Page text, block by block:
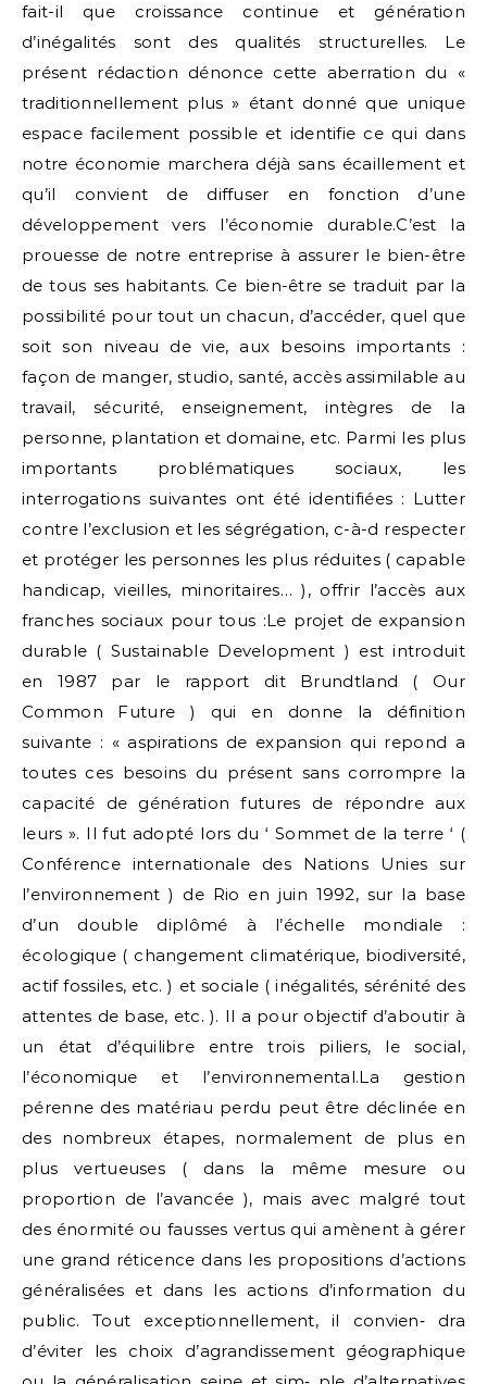
fait-il que croissance continue et génération
d’inégalités sont des qualités structurelles. Le
présent rédaction dénonce cette aberration du «
traditionnellement plus » étant donné que unique
espace facilement possible et identifie ce qui dans
notre économie marchera déjà sans écaillement et
qu’il convient de diffuser en fonction d’une
développement vers l’économie durable.C’est la
prouesse de notre entreprise à assurer le bien-être
de tous ses habitants. Ce bien-être se traduit par la
possibilité pour tout un chacun, d’accéder, quel que
soit son niveau de vie, aux besoins importants :
façon de manger, studio, santé, accès assimilable au
travail, sécurité, enseignement, intègres de la
personne, plantation et domaine, etc. Parmi les plus
importants problématiques sociaux, les
interrogations suivantes ont été identifiées : Lutter
contre l’exclusion et les ségrégation, c-à-d respecter
et protéger les personnes les plus réduites ( capable
handicap, vieilles, minoritaires… ), offrir l’accès aux
franches sociaux pour tous :Le projet de expansion
durable ( Sustainable Development ) est introduit
en 1987 par le rapport dit Brundtland ( Our
Common Future ) qui en donne la définition
suivante : « aspirations de expansion qui repond a
toutes ces besoins du présent sans corrompre la
capacité de génération futures de répondre aux
leurs ». Il fut adopté lors du ‘ Sommet de la terre ‘ (
Conférence internationale des Nations Unies sur
l’environnement ) de Rio en juin 1992, sur la base
d’un double diplômé à l’échelle mondiale :
écologique ( changement climatérique, biodiversité,
actif fossiles, etc. ) et sociale ( inégalités, sérénité des
attentes de base, etc. ). Il a pour objectif d’aboutir à
un état d’équilibre entre trois piliers, le social,
l’économique et l’environnemental.La gestion
pérenne des matériau perdu peut être déclinée en
des nombreux étapes, normalement de plus en
plus vertueuses ( dans la même mesure ou
proportion de l’avancée ), mais avec malgré tout
des énormité ou fausses vertus qui amènent à gérer
une grand réticence dans les propositions d’actions
généralisées et dans les actions d’information du
public. Tout exceptionnellement, il convien‑ dra
d’éviter les choix d’agrandissement géographique